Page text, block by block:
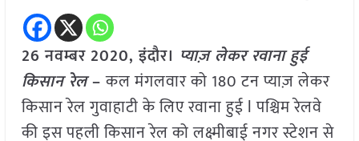
26 नवम्बर 2020, इंदौर। प्याज़ लेकर रवाना हुई
किसान रेल–कल मंगलवार को 180 टन प्याज़ लेकर
किसान रेल गुवाहाटी के लिए रवाना हुई l पश्चिम रेलवे
की इस पहली किसान रेल को लक्ष्मीबाई नगर स्टेशन से